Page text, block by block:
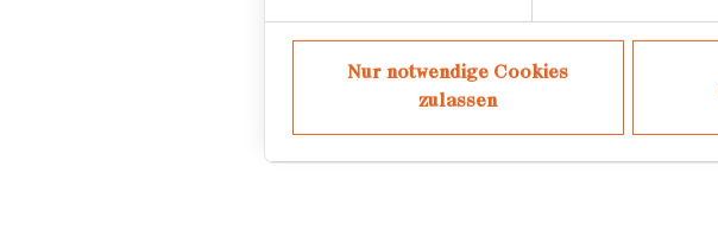
Nur notwendige Cookies
zulassen